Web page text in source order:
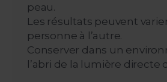
peau.
Les résultats peuvent
personne à l’autre.
Conserver dans un
l’abri de la lumière directe